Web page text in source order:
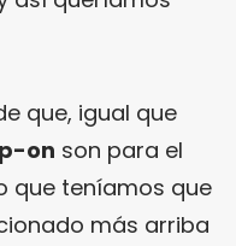
que, igual que
on son para el
que teníamos que
más arriba